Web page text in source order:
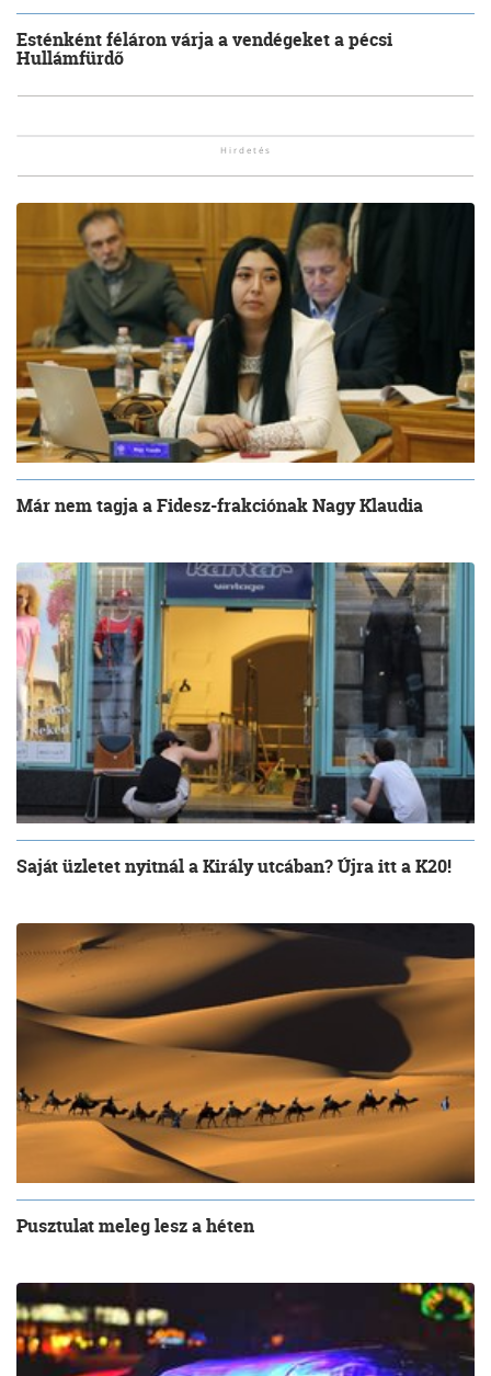
Esténként féláron várja a vendégeket a pécsi
Hullámfürdő
Már nem tagja a Fidesz-frakciónak Nagy Klaudia
Saját üzletet nyitnál a Király utcában? Újra itt a K20!
Pusztulat meleg lesz a héten